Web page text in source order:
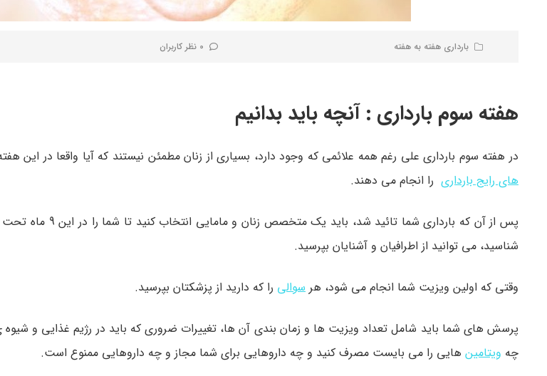
بارداری هفته به هفته 0 نظر کاربران
هفته سوم بارداری : آنچه باید بدانیم
در هفته سوم بارداری علی رغم همه علائمی که وجود دارد، بسیاری از زنان مطمئن نیستند که آیا واقعا در این
های رایج بارداری را انجام می دهند.
پس از آن که بارداری شما
شناسید، می توانید از اطرافیان و آشنایان بپرسید.
وقتی که اولین ویزیت شما انجام می شود، هر سوالی را که دارید از پزشکتان بپرسید.
پرسش های شما باید شامل تعداد ویزیت ها و زمان بندی آن ها، تغییرات ضروری که باید در رژیم غذایی و شیوه
چه ویتامین هایی را می بایست مصرف کنید و چه داروهایی برای شما مجاز و چه داروهایی ممنوع است.